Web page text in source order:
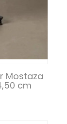
Mostaza
cm